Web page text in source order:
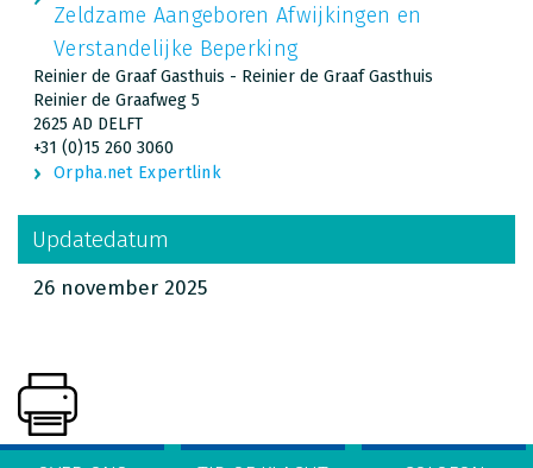
Zeldzame Aangeboren Afwijkingen en
Verstandelijke Beperking
Reinier de Graaf Gasthuis - Reinier de Graaf Gasthuis
Reinier de Graafweg 5
2625 AD DELFT
+31 (0)15 260 3060
Orpha.net Expertlink
Updatedatum
26 november 2025